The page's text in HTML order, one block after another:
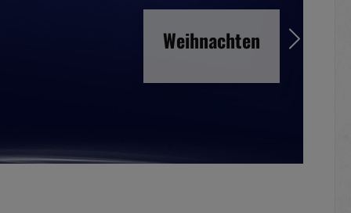
Weihnachten